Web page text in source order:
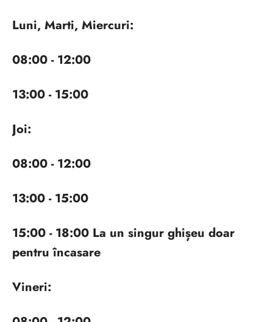
Luni, Marti, Miercuri:
08:00 - 12:00
13:00 - 15:00
Joi:
08:00 - 12:00
13:00 - 15:00
15:00 - 18:00 La un singur ghișeu doar
pentru încasare
Vineri: